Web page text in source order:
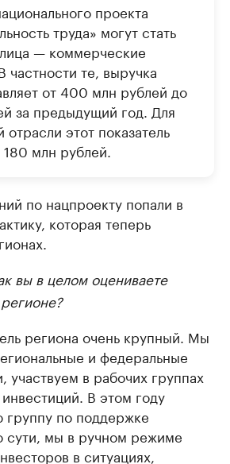
проекта
труда» могут стать
— коммерческие
частности те, выручка
от 400 млн рублей до
за предыдущий год. Для
отрасли этот показатель
млн рублей.
по нацпроекту попали в
которая теперь
вы в целом оцениваете
региона очень крупный. Мы
и федеральные
в рабочих группах
В этом году
группу по поддержке
сути, мы в ручном режиме
в ситуациях,